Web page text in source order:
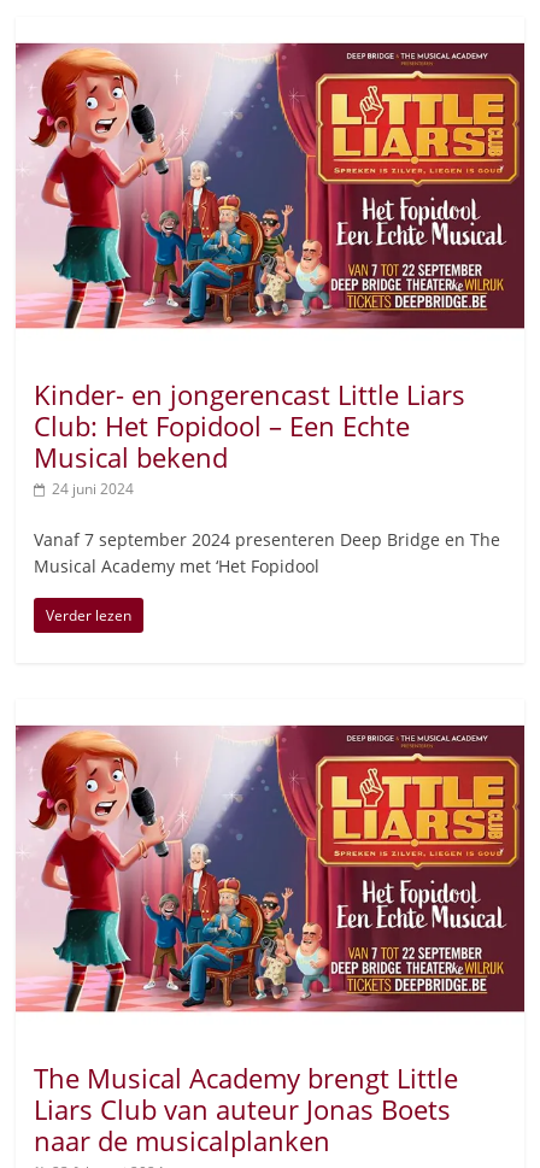
Kinder- en jongerencast Little Liars
Club: Het Fopidool – Een Echte
Musical bekend
24 juni 2024
Vanaf 7 september 2024 presenteren Deep Bridge en The
Musical Academy met ‘Het Fopidool
Verder lezen
The Musical Academy brengt Little
Liars Club van auteur Jonas Boets
naar de musicalplanken